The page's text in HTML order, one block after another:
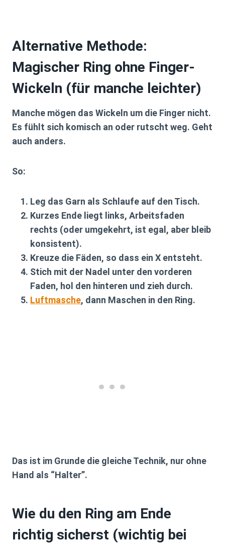
Alternative Methode:
Magischer Ring ohne Finger-
Wickeln (für manche leichter)
Manche mögen das Wickeln um die Finger nicht.
Es fühlt sich komisch an oder rutscht weg. Geht
auch anders.
So:
Leg das Garn als Schlaufe auf den Tisch.
Kurzes Ende liegt links, Arbeitsfaden
rechts (oder umgekehrt, ist egal, aber bleib
konsistent).
Kreuze die Fäden, so dass ein X entsteht.
Stich mit der Nadel unter den vorderen
Faden, hol den hinteren und zieh durch.
Luftmasche, dann Maschen in den Ring.
Das ist im Grunde die gleiche Technik, nur ohne
Hand als “Halter”.
Wie du den Ring am Ende
richtig sicherst (wichtig bei